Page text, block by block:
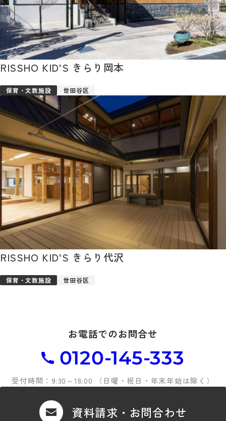
RISSHO KID’S きらり岡本
保育・文教施設 世田谷区
RISSHO KID’S きらり代沢
保育・文教施設 世田谷区
お電話でのお問合せ
0120-145-333
受付時間：9:30～18:00 （日曜・祝日・年末年始は除く）
資料請求・お問合わせ